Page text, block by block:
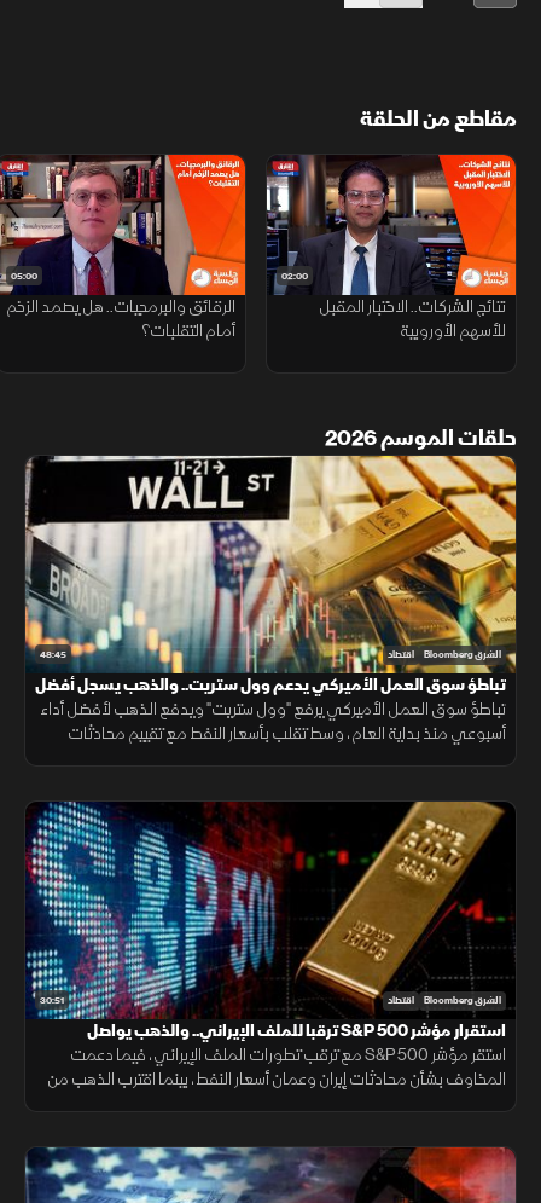
مقاطع من الحلقة
02:00
نتائج الشركات.. الاختبار المقبل
للأسهم الأوروبية
05:00
الرقائق والبرمجيات.. هل يصمد الزخم
أمام التقلبات؟
حلقات الموسم 2026
48:45 الشرق Bloomberg اقتصاد
تباطؤ سوق العمل الأميركي يدعم وول ستريت.. والذهب يسجل أفضل
أداء منذ مطلع العام
تباطؤ سوق العمل الأميركي يرفع "وول ستريت" ويدفع الذهب لأفضل أداء
أسبوعي منذ بداية العام، وسط تقلب بأسعار النفط مع تقييم محادثات
30:51 الشرق Bloomberg اقتصاد
استقرار مؤشر S&P 500 ترقبا للملف الإيراني.. والذهب يواصل
الصعود
استقر مؤشر S&P 500 مع ترقب تطورات الملف الإيراني، فيما دعمت
المخاوف بشأن محادثات إيران وعمان أسعار النفط، بينما اقترب الذهب من